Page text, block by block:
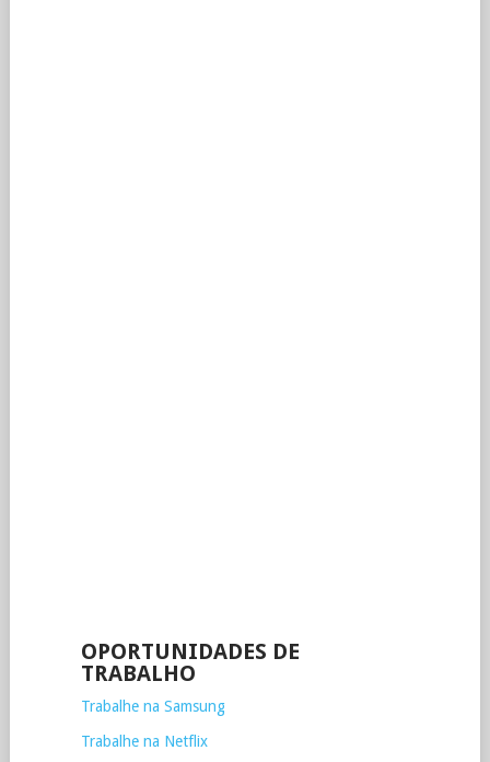
OPORTUNIDADES DE
TRABALHO
Trabalhe na Samsung
Trabalhe na Netflix